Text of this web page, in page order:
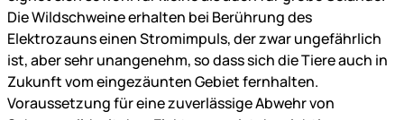
Die Wildschweine erhalten bei Berührung des
Elektrozauns einen Stromimpuls, der zwar ungefährlich
ist, aber sehr unangenehm, so dass sich die Tiere auch in
Zukunft vom eingezäunten Gebiet fernhalten.
Voraussetzung für eine zuverlässige Abwehr von